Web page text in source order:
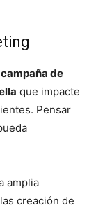
de
que impacte
Pensar
amplia
creación de